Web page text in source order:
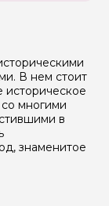
В нем стоит
историческое
многими
в
знаменитое